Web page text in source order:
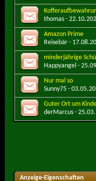
thomas -
Amazon Prime
Reisebär -
minderjährige
Happyangel -
Nur mal so
Sunny75 -
Guter Ort um
derMarcus -
Anzeige-Eigenschaften